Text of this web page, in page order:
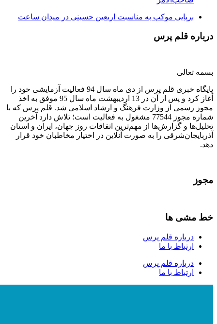
برپایی موکب به مناسبت اربعین حسینی در میدان ساعت
درباره قلم پرس
بسمه تعالی
پایگاه خبری قلم پرس از دی ماه سال 94 فعالیت آزمایشی خود را
آغاز کرد و پس از آن در 13 اردیبهشت ماه سال 95 موفق به اخذ
مجوز رسمی از وزارت فرهنگ و ارشاد اسلامی شد. قلم پرس که با
شماره مجوز 77544 مشغول به فعالیت است؛ تلاش دارد آخرین
تحلیل‌ها و گزارش‌ها از مهم‌ترین اتفاقات روز جهان، ایران و استان
آذربایجان‌شرقی را به صورت آنلاین در اختیار مخاطبان خود قرار
دهد.
مجوز
خط مشی ها
درباره قلم پرس
ارتباط با ما
درباره قلم پرس
ارتباط با ما